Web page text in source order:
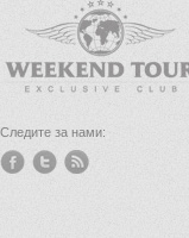
Следите за нами: